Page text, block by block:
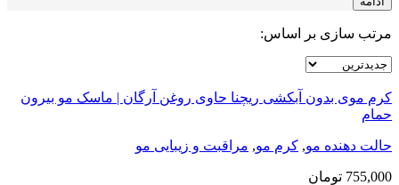
مرتب سازی بر اساس:
کرم موی بدون آبکشی ریچنا حاوی روغن آرگان | ماسک مو بیرون
حمام
حالت دهنده مو, کرم مو, مراقبت و زیبایی مو
755,000 تومان